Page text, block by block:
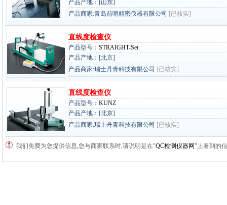
产品产地：[山东]
产品商家:青岛前哨精密仪器有限公司 [已核实]
直线度检查仪
产品型号： STRAIGHT-Set
产品产地：[北京]
产品商家:瑞士丹青科技有限公司 [已核实]
直线度检查仪
产品型号： KUNZ
产品产地：[北京]
产品商家:瑞士丹青科技有限公司 [已核实]
我们免费为您提供信息,您与商家联系时,请说明是在"QC检测仪器网"上看到的